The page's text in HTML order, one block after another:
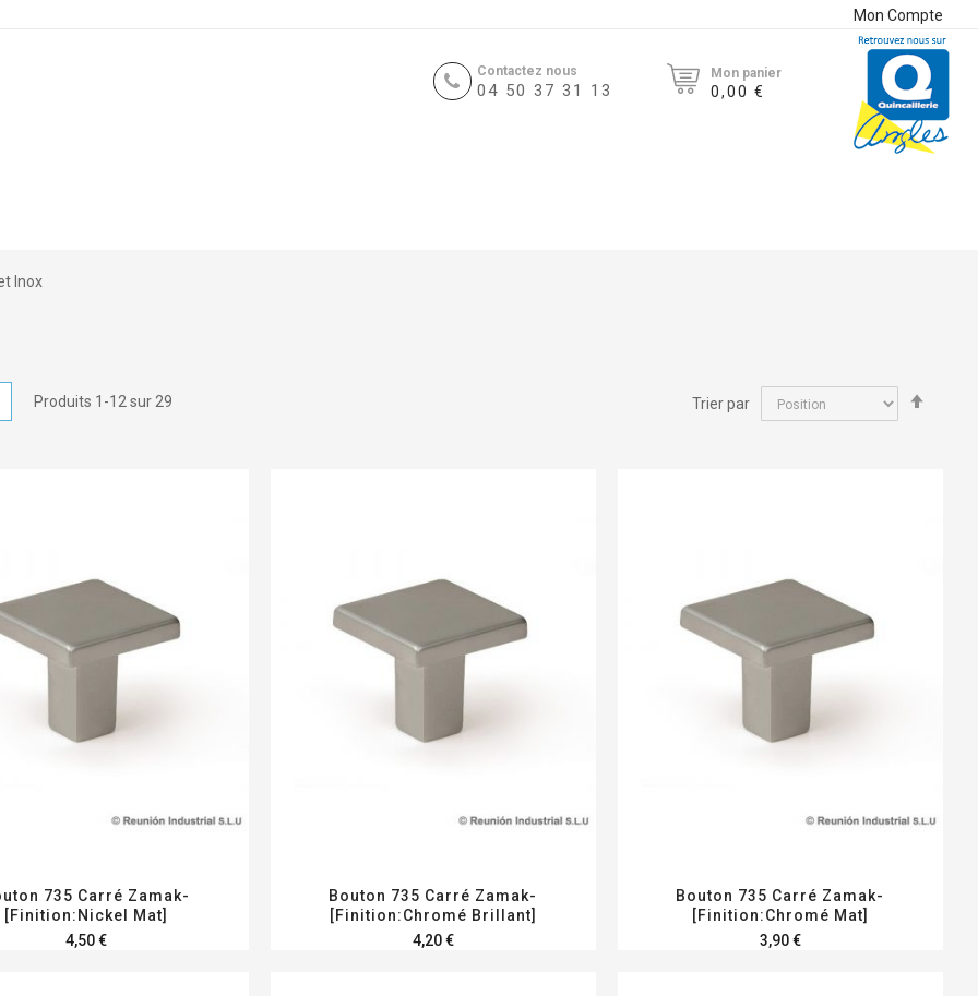
Mon Compte
Contactez nous
04 50 37 31 13
Mon panier
0,00 €
Inox
ListeProduits 1 -12sur29 Trier par
735 Carré Zamak-
[Finition:Nickel Mat]
4,50 €
Bouton 735 Carré Zamak-
[Finition:Chromé Brillant]
4,20 €
Bouton 735 Carré Zamak-
[Finition:Chromé Mat]
3,90 €